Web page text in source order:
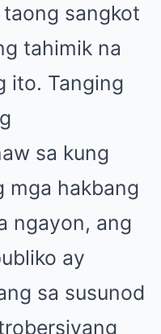
sangkot
tahimik na
ito. Tanging
sa kung
mga hakbang
ngayon, ang
ay
sa susunod